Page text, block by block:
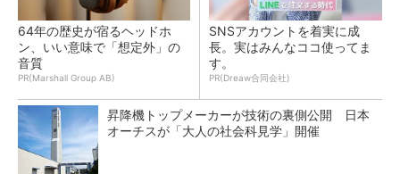
64年の歴史が宿るヘッドホ
ン、いい意味で「想定外」の
音質
PR(Marshall Group AB)
SNSアカウントを着実に成
長。実はみんなココ使ってま
す。
PR(Dreaw合同会社)
昇降機トップメーカーが技術の裏側公開 日本
オーチスが「大人の社会科見学」開催